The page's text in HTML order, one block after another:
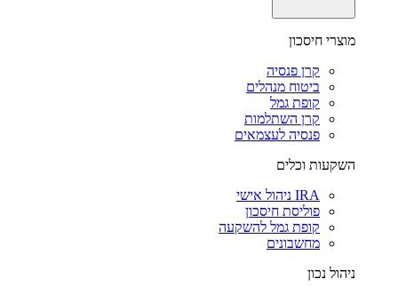
מוצרי חיסכון
קרן פנסיה
ביטוח מנהלים
קופת גמל
קרן השתלמות
פנסיה לעצמאים
השקעות וכלים
IRA ניהול אישי
פוליסת חיסכון
קופת גמל להשקעה
מחשבונים
ניהול נכון